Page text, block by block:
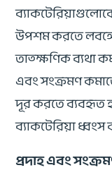
উপশম করতে
তাত্ক্ষণিক ব্যথা
এবং সংক্রমণ
দূর করতে ব্যবহৃত
ব্যাকটেরিয়া
প্রদাহ এবং